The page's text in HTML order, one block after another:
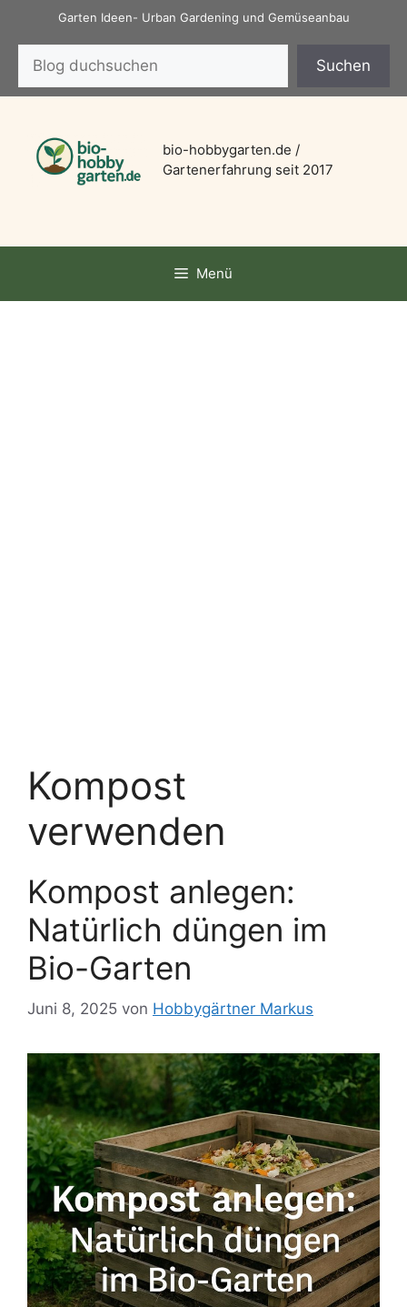
springen
Garten Ideen- Urban Gardening und Gemüseanbau
Suchen
bio-hobbygarten.de /
Gartenerfahrung seit 2017
Menü
Kompost
verwenden
Kompost anlegen:
Natürlich düngen im
Bio-Garten
Juni 8, 2025 von Hobbygärtner Markus